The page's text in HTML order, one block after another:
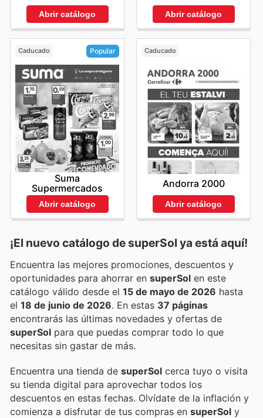
Abrir catálogo Abrir catálogo
Caducado Popular
Suma
Supermercados
Abrir catálogo
Caducado
Andorra 2000
Abrir catálogo
¡El nuevo catálogo desuperSol ya está aquí!
Encuentra las mejores promociones, descuentos y
oportunidades para ahorrar en superSol en este
catálogo válido desde el 15 de mayo de 2026 hasta
el 18 de junio de 2026 . En estas 37 páginas
encontrarás las últimas novedades y ofertas de
superSol para que puedas comprar todo lo que
necesitas sin gastar de más.
Encuentra una tienda de superSol cerca tuyo o visita
su tienda digital para aprovechar todos los
descuentos en estas fechas. Olvídate de la inflación y
comienza a disfrutar de tus compras en superSol y